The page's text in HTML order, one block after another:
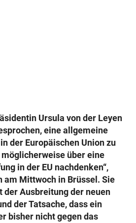
Ursula von der Leyen
eine allgemeine
der Europäischen Union zu
über eine
in der EU nachdenken“,
am Mittwoch in Brüssel. Sie
der Ausbreitung der neuen
der Tatsache, dass ein
bisher nicht gegen das